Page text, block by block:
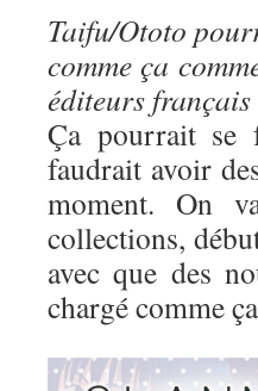
Taifu/Ototo
comme ça
éditeurs
Ça pourrait se
faudrait avoir
moment. On
collections,
avec que des
chargé comme